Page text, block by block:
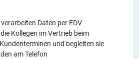
Daten per EDV
Kollegen im Vertrieb beim
und begleiten sie
am Telefon